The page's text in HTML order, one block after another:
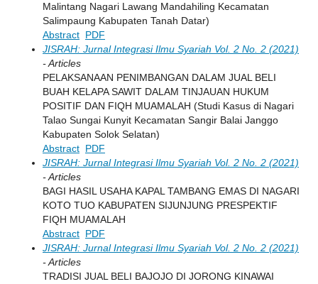
Malintang Nagari Lawang Mandahiling Kecamatan
Salimpaung Kabupaten Tanah Datar)
Abstract PDF
JISRAH: Jurnal Integrasi Ilmu Syariah Vol. 2 No. 2 (2021)
- Articles
PELAKSANAAN PENIMBANGAN DALAM JUAL BELI
BUAH KELAPA SAWIT DALAM TINJAUAN HUKUM
POSITIF DAN FIQH MUAMALAH (Studi Kasus di Nagari
Talao Sungai Kunyit Kecamatan Sangir Balai Janggo
Kabupaten Solok Selatan)
Abstract PDF
JISRAH: Jurnal Integrasi Ilmu Syariah Vol. 2 No. 2 (2021)
- Articles
BAGI HASIL USAHA KAPAL TAMBANG EMAS DI NAGARI
KOTO TUO KABUPATEN SIJUNJUNG PRESPEKTIF
FIQH MUAMALAH
Abstract PDF
JISRAH: Jurnal Integrasi Ilmu Syariah Vol. 2 No. 2 (2021)
- Articles
TRADISI JUAL BELI BAJOJO DI JORONG KINAWAI